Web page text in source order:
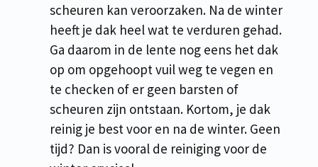
scheuren kan veroorzaken. Na de winter
heeft je dak heel wat te verduren gehad.
Ga daarom in de lente nog eens het dak
op om opgehoopt vuil weg te vegen en
te checken of er geen barsten of
scheuren zijn ontstaan. Kortom, je dak
reinig je best voor en na de winter. Geen
tijd? Dan is vooral de reiniging voor de